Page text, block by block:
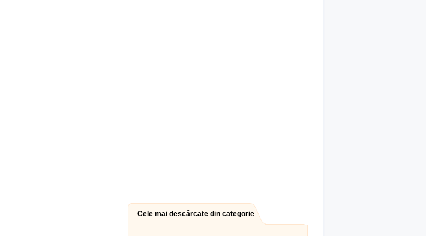
Cele mai descărcate din categorie